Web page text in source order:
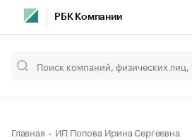
РБК Компании
Главная ИП Попова Ирина Сергеевна